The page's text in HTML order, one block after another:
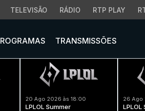
TELEVISÃO RÁDIO RTP PLAY
TRANSMISSÕES
20 Ago 2026 às 18:00
LPLOL Summer
26 Ago
LPLOL